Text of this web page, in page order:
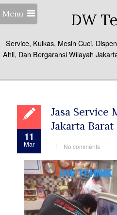
Menu DW
Service, Kulkas, Mesin Cuci,
Ahli, Dan Bergaransi Wilayah
11
Mar
Jasa Service
Jakarta Barat
No comments